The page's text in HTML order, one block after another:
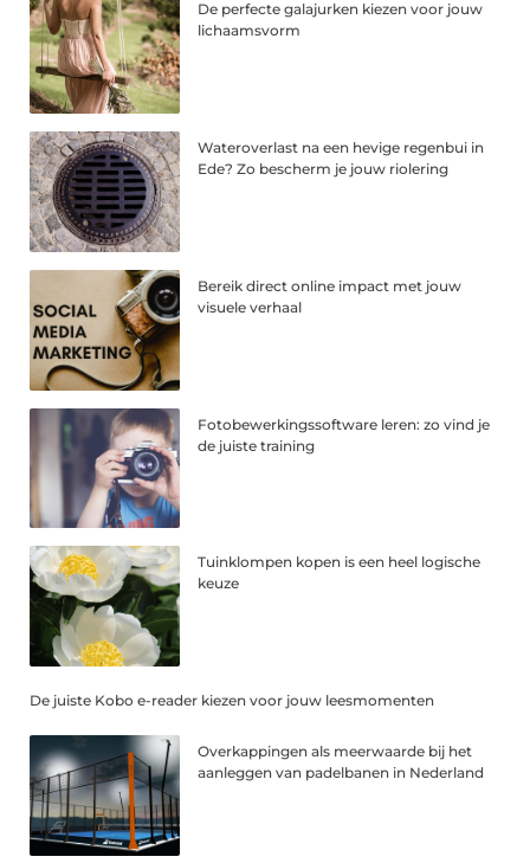
De perfecte galajurken kiezen voor jouw
lichaamsvorm
Wateroverlast na een hevige regenbui in
Ede? Zo bescherm je jouw riolering
Bereik direct online impact met jouw
visuele verhaal
Fotobewerkingssoftware leren: zo vind je
de juiste training
Tuinklompen kopen is een heel logische
keuze
De juiste Kobo e-reader kiezen voor jouw leesmomenten
Overkappingen als meerwaarde bij het
aanleggen van padelbanen in Nederland